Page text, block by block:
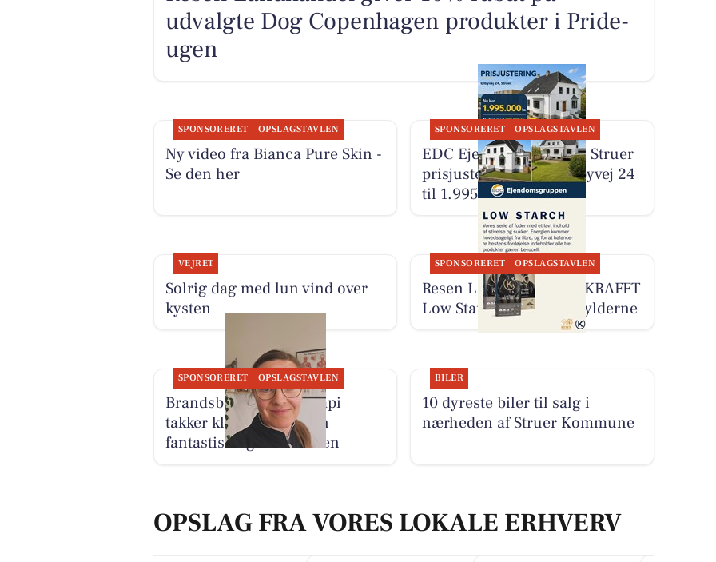
udvalgte Dog Copenhagen produkter i Pride-
ugen
SPONSORERET OPSLAGSTAVLEN
Ny video fra Bianca Pure Skin -
Se den her
SPONSORERET OPSLAGSTAVLEN
EDC Ejen­doms­grup­pen Struer
prisjusterer villa på Ølbyvej 24
til 1.995.000 kr.
VEJRET
Solrig dag med lun vind over
kysten
SPONSORERET OPSLAGSTAVLEN
Resen Landhandel har KRAFFT
Low Starch-serien på hylderne
SPONSORERET OPSLAGSTAVLEN
Brandsborgs Kropsterapi
takker klienterne for en
fantastisk uge i klinikken
BILER
10 dyreste biler til salg i
nærheden af Struer Kommune
OPSLAG FRA VORES LOKALE ERHVERV